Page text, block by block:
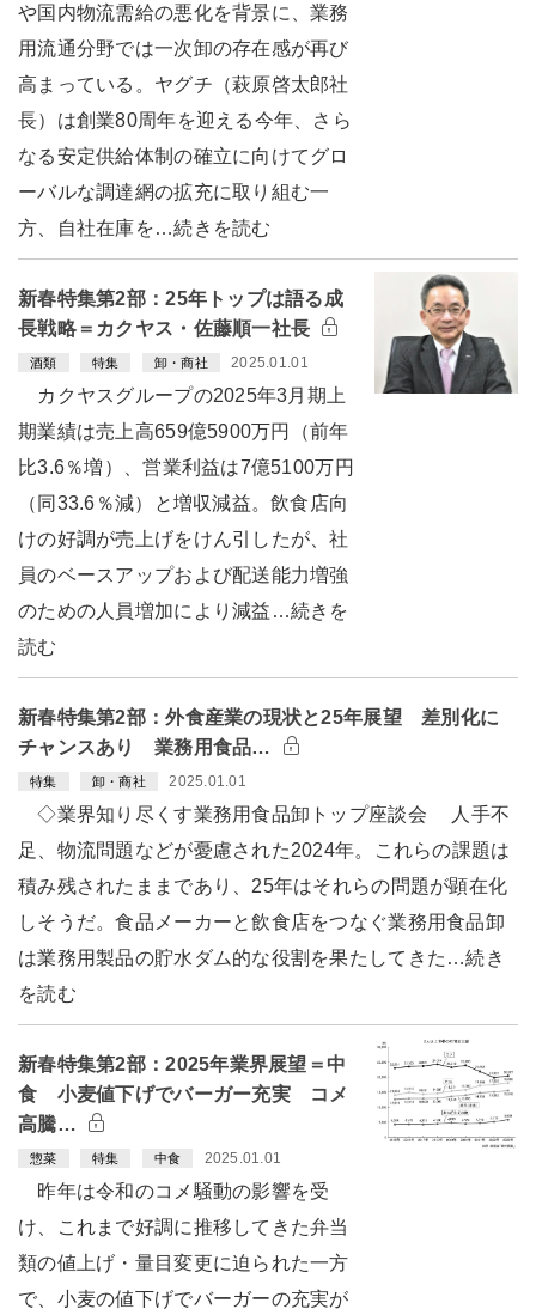
や国内物流需給の悪化を背景に、業務
用流通分野では一次卸の存在感が再び
高まっている。ヤグチ（萩原啓太郎社
長）は創業80周年を迎える今年、さら
なる安定供給体制の確立に向けてグロ
ーバルな調達網の拡充に取り組む一
方、自社在庫を…続きを読む
新春特集第2部：25年トップは語る成
長戦略＝カクヤス・佐藤順一社長
酒類 特集 卸・商社 2025.01.01
カクヤスグループの2025年3月期上
期業績は売上高659億5900万円（前年
比3.6％増）、営業利益は7億5100万円
（同33.6％減）と増収減益。飲食店向
けの好調が売上げをけん引したが、社
員のベースアップおよび配送能力増強
のための人員増加により減益…続きを
読む
新春特集第2部：外食産業の現状と25年展望 差別化に
チャンスあり 業務用食品…
特集 卸・商社 2025.01.01
◇業界知り尽くす業務用食品卸トップ座談会 人手不
足、物流問題などが憂慮された2024年。これらの課題は
積み残されたままであり、25年はそれらの問題が顕在化
しそうだ。食品メーカーと飲食店をつなぐ業務用食品卸
は業務用製品の貯水ダム的な役割を果たしてきた…続き
を読む
新春特集第2部：2025年業界展望＝中
食 小麦値下げでバーガー充実 コメ
高騰…
惣菜 特集 中食 2025.01.01
昨年は令和のコメ騒動の影響を受
け、これまで好調に推移してきた弁当
類の値上げ・量目変更に迫られた一方
で、小麦の値下げでバーガーの充実が